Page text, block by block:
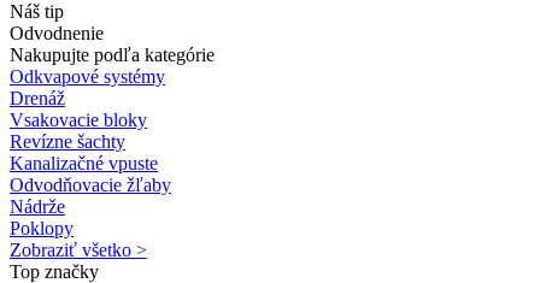
Náš tip
Odvodnenie
Nakupujte podľa kategórie
Odkvapové systémy
Drenáž
Vsakovacie bloky
Revízne šachty
Kanalizačné vpuste
Odvodňovacie žľaby
Nádrže
Poklopy
Zobraziť všetko >
Top značky